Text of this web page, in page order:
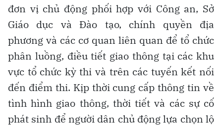
đơn vị chủ động phối hợp với Công an, Sở
Giáo dục và Đào tạo, chính quyền địa
phương và các cơ quan liên quan để tổ chức
phân luồng, điều tiết giao thông tại các khu
vực tổ chức kỳ thi và trên các tuyến kết nối
đến điểm thi. Kịp thời cung cấp thông tin về
tình hình giao thông, thời tiết và các sự cố
phát sinh để người dân chủ động lựa chọn lộ